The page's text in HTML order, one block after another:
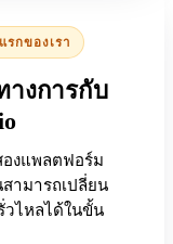
รกของเรา
างการกับ
งแพลตฟอร์ม
ามารถเปลี่ยน
วไหลได้ในขั้น